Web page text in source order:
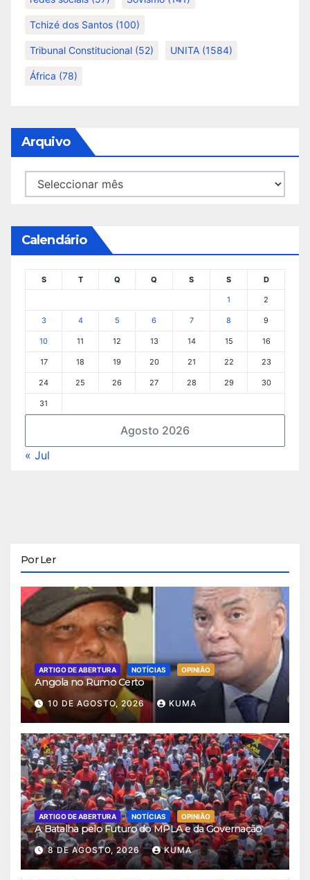
Tchizé dos Santos (100)
Tribunal Constitucional (52) UNITA (1584)
África (78)
Arquivo
Arquivo
Calendário
Agosto 2026
S T Q Q S S D
1 2
3 4 5 6 7 8 9
10 11 12 13 14 15 16
17 18 19 20 21 22 23
24 25 26 27 28 29 30
31
« Jul
Por Ler
ARTIGO DE ABERTURA NOTÍCIAS OPINIÃO
Angola no Rumo Certo
10 DE AGOSTO, 2026 KUMA
ARTIGO DE ABERTURA NOTÍCIAS OPINIÃO
A Batalha pelo Futuro do MPLA e da Governação
8 DE AGOSTO, 2026 KUMA